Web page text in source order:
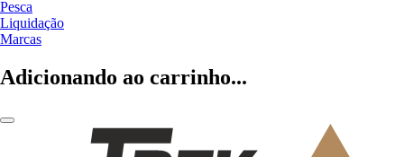
Pesca
Liquidação
Marcas
Adicionando ao carrinho...